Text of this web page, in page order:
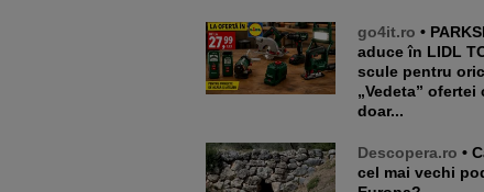
go4it.ro • PARKSIDE
aduce în LIDL
scule pentru
„Vedeta” ofertei
doar...
Descopera.ro • Care este
cel mai vechi